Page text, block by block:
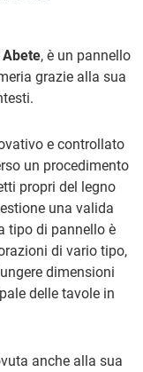
, è un pannello
grazie alla sua
e controllato
un procedimento
propri del legno
una valida
tipo di pannello è
di vario tipo,
dimensioni
delle tavole in
anche alla sua